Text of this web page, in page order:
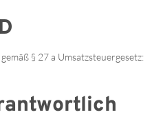
§ 27 a Umsatzsteuergesetz: